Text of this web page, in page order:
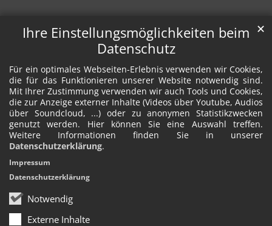
Ihre Einstellungsmöglichkeiten beim
Datenschutz
Für ein optimales Webseiten-Erlebnis verwenden wir Cookies,
die für das Funktionieren unserer Website notwendig sind.
Mit Ihrer Zustimmung verwenden wir auch Tools und Cookies,
die zur Anzeige externer Inhalte (Videos über Youtube, Audios
über Soundcloud, ...) oder zu anonymen Statistikzwecken
genutzt werden. Hier können Sie eine Auswahl treffen.
Weitere Informationen finden Sie in unserer
Datenschutzerklärung.
Notwendig
Externe Inhalte
✕
Impressum
Datenschutzerklärung